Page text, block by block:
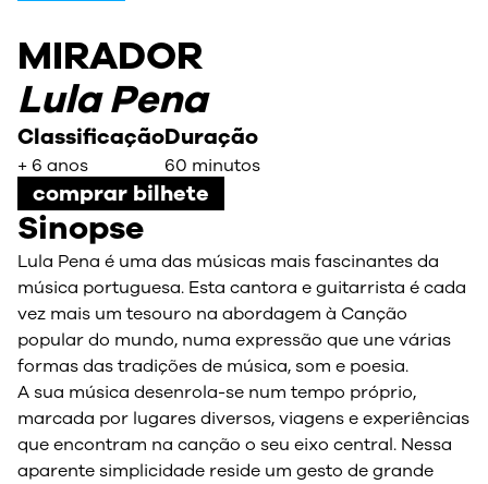
MIRADOR
Lula Pena
Classificação
+ 6 anos
Duração
60 minutos
comprar bilhete
Sinopse
Lula Pena é uma das músicas mais fascinantes da
música portuguesa. Esta cantora e guitarrista é cada
vez mais um tesouro na abordagem à Canção
popular do mundo, numa expressão que une várias
formas das tradições de música, som e poesia.
A sua música desenrola-se num tempo próprio,
marcada por lugares diversos, viagens e experiências
que encontram na canção o seu eixo central. Nessa
aparente simplicidade reside um gesto de grande